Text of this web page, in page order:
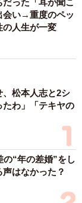
あったが、仲
の頻度が足り
すぐにでも栄
急いで近くの
が、その三毛
た。用意した
猫に差し出し
ご飯を置いて
てくれた。
った「耳が聞こ
会い→重度のペッ
の人生が一変
、松本人志と2シ
たわ」「テキヤの
の“年の差婚”をし
声はなかった？